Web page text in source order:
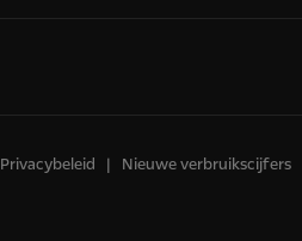
Privacybeleid Nieuwe verbruikscijfers